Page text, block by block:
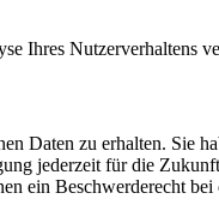
Ihres Nutzerverhaltens
Daten zu erhalten. Sie
jederzeit für die
ein Beschwerderecht